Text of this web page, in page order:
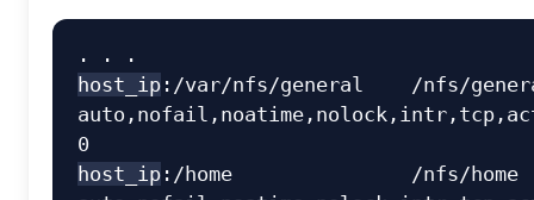
host_ip :/var/nfs/general    /nfs/
host_ip :/home               /nfs/